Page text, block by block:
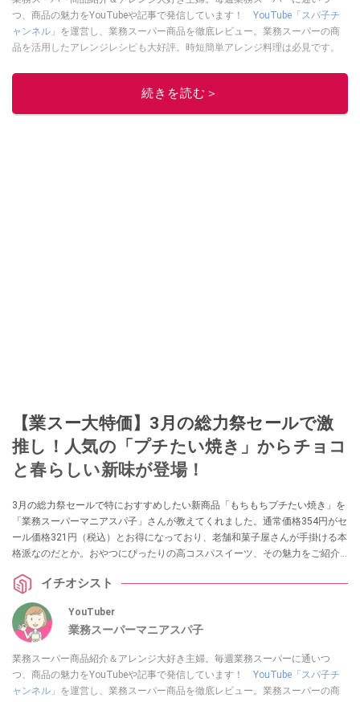
つ、商品の魅力をYouTubeや記事で発信しています！ YouTube「スパ子チ
ャンネル」 を運営し、業務スーパー商品を徹底レビュー。業務スーパーの商
品を活用したアレンジレシピも大好評。時短簡単アレンジ料理は必見です。
このイチオシストの他の記事を読む
続きを読む＞
【業スー大特価】3月の総力祭セールで激
推し！人気の「プチたい焼き」からチョコ
と春らしい新味が登場！
3月の総力祭セールで特におすすめしたい新商品「もちもちプチたい焼き」を
「業務スーパーマニアスパ子」さんが教えてくれました。通常価格354円がセ
ール価格321円（税込）とお得になっており、老舗和菓子屋さんが手掛ける本
格派なのだとか。おやつにぴったりの高コスパスイーツ、その魅力をご紹介
イチオシスト
YouTuber
業務スーパーマニアスパ子
業務スーパー商品紹介＆アレンジ大好き主婦。毎週業務スーパーに通いつ
つ、商品の魅力をYouTubeや記事で発信しています！ YouTube「スパ子チ
ャンネル」 を運営し、業務スーパー商品を徹底レビュー。業務スーパーの商